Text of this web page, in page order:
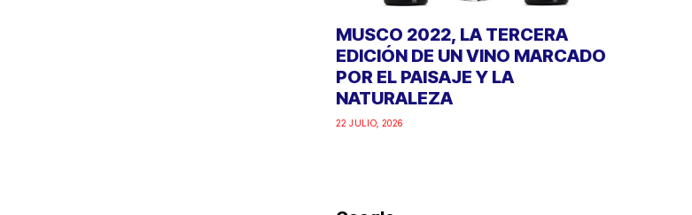
MUSCO 2022, LA TERCERA
EDICIÓN DE UN VINO MARCADO
POR EL PAISAJE Y LA
NATURALEZA
22 JULIO, 2026